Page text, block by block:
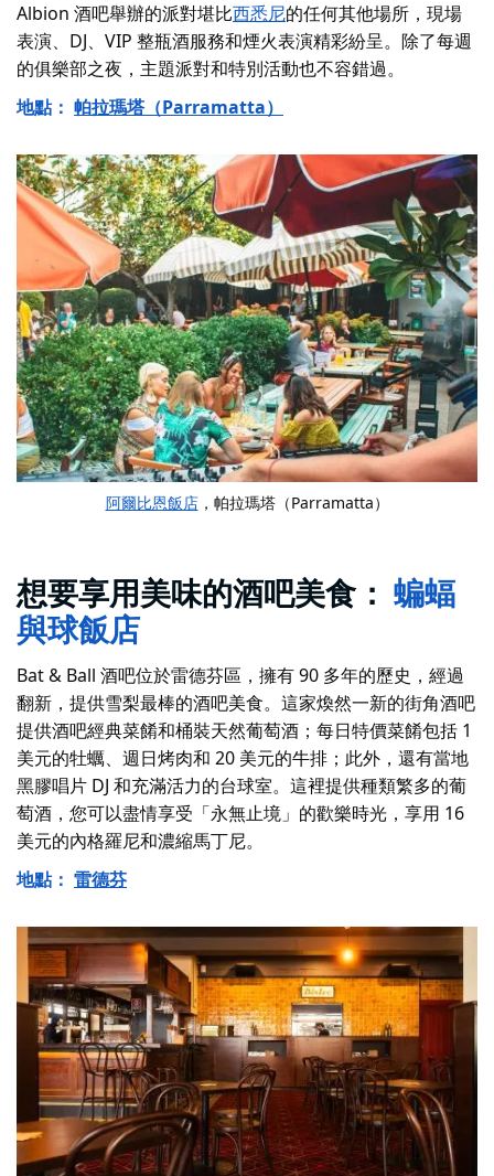
Albion 酒吧舉辦的派對堪比西悉尼的任何其他場所 ，現場
表演、DJ、VIP 整瓶酒服務和煙火表演精彩紛呈。除了每週
的俱樂部之夜，主題派對和特別活動也不容錯過。
地點： 帕拉瑪塔（Parramatta）
阿爾比恩飯店，帕拉瑪塔（Parramatta）
想要享用美味的酒吧美食：
蝙蝠
與球飯店
Bat & Ball 酒吧位於雷德芬區，擁有 90 多年的歷史，經過
翻新，提供雪梨最棒的酒吧美食。這家煥然一新的街角酒吧
提供酒吧經典菜餚和桶裝天然葡萄酒；每日特價菜餚包括 1
美元的牡蠣、週日烤肉和 20 美元的牛排；此外，還有當地
黑膠唱片 DJ 和充滿活力的台球室。這裡提供種類繁多的葡
萄酒，您可以盡情享受「永無止境」的歡樂時光，享用 16
美元的內格羅尼和濃縮馬丁尼。
地點： 雷德芬